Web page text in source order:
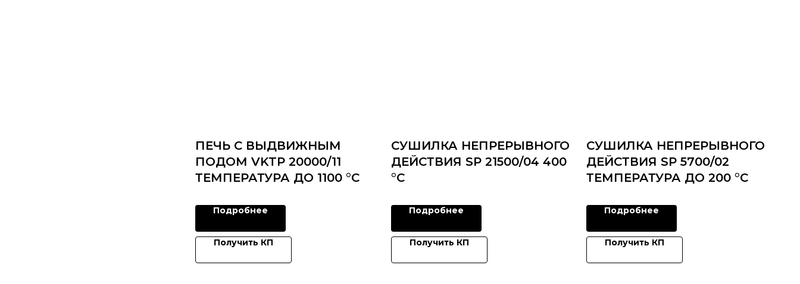
ПЕЧЬ С ВЫДВИЖНЫМ
ПОДОМ VKTP 20000/11
ТЕМПЕРАТУРА ДО 1100 °C
Подробнее
Получить КП
СУШИЛКА НЕПРЕРЫВНОГО
ДЕЙСТВИЯ SP 21500/04 400
°C
Подробнее
Получить КП
СУШИЛКА НЕПРЕРЫВНОГО
ДЕЙСТВИЯ SP 5700/02
ТЕМПЕРАТУРА ДО 200 °C
Подробнее
Получить КП